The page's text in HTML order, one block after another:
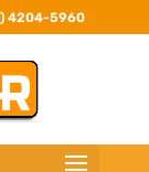
4204-5960